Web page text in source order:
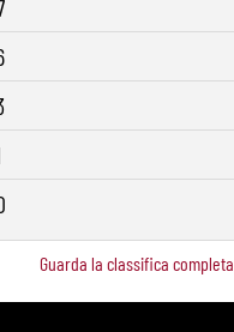
il suo trequartista: Nusa
Guarda la classifica completa